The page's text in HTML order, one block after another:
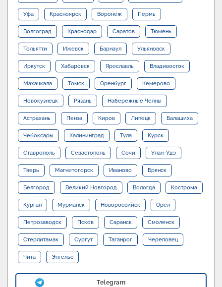
Уфа Красноярск Воронеж Пермь
Волгоград Краснодар Саратов Тюмень
Тольятти Ижевск Барнаул Ульяновск
Иркутск Хабаровск Ярославль Владивосток
Махачкала Томск Оренбург Кемерово
Новокузнецк Рязань Набережные Челны
Астрахань Пенза Киров Липецк Балашиха
Чебоксары Калининград Тула Курск
Ставрополь Севастополь Сочи Улан-Удэ
Тверь Магнитогорск Иваново Брянск
Белгород Великий Новгород Вологда Кострома
Курган Мурманск Новороссийск Орел
Петрозаводск Псков Саранск Смоленск
Стерлитамак Сургут Таганрог Череповец
Чита Энгельс
Telegram